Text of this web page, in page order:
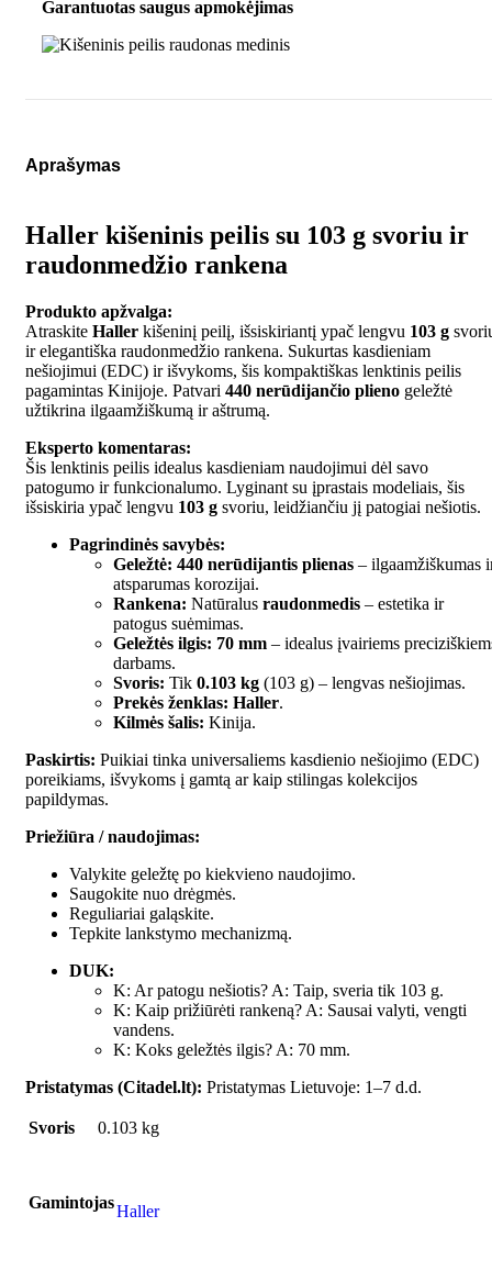
Garantuotas saugus apmokėjimas
Aprašymas
Haller kišeninis peilis su 103 g svoriu ir
raudonmedžio rankena
Produkto apžvalga:
Atraskite Haller kišeninį peilį, išsiskiriantį ypač lengvu 103 g
ir elegantiška raudonmedžio rankena. Sukurtas kasdieniam
nešiojimui (EDC) ir išvykoms, šis kompaktiškas lenktinis peilis
pagamintas Kinijoje. Patvari 440 nerūdijančio plieno geležtė
užtikrina ilgaamžiškumą ir aštrumą.
Eksperto komentaras:
Šis lenktinis peilis idealus kasdieniam naudojimui dėl savo
patogumo ir funkcionalumo. Lyginant su įprastais modeliais, šis
išsiskiria ypač lengvu 103 g svoriu, leidžiančiu jį patogiai nešiotis.
Pagrindinės savybės:
Geležtė: 440 nerūdijantis plienas – ilgaamžiškumas
atsparumas korozijai.
Rankena: Natūralus raudonmedis – estetika ir
patogus suėmimas.
Geležtės ilgis: 70 mm – idealus įvairiems
darbams.
Svoris: Tik 0.103 kg (103 g) – lengvas nešiojimas.
Prekės ženklas: Haller.
Kilmės šalis: Kinija.
Paskirtis: Puikiai tinka universaliems kasdienio nešiojimo (EDC)
poreikiams, išvykoms į gamtą ar kaip stilingas kolekcijos
papildymas.
Priežiūra / naudojimas:
Valykite geležtę po kiekvieno naudojimo.
Saugokite nuo drėgmės.
Reguliariai galąskite.
Tepkite lankstymo mechanizmą.
DUK:
K: Ar patogu nešiotis? A: Taip, sveria tik 103 g.
K: Kaip prižiūrėti rankeną? A: Sausai valyti, vengti
vandens.
K: Koks geležtės ilgis? A: 70 mm.
Pristatymas (Citadel.lt): Pristatymas Lietuvoje: 1–7 d.d.
Svoris 0.103 kg
GamintojasHaller